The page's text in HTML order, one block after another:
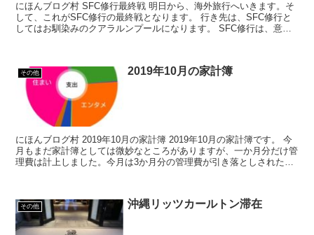
にほんブログ村 SFC修行最終戦 明日から、海外旅行へいきます。そ
して、これがSFC修行の最終戦となります。 行き先は、SFC修行と
してはお馴染みのクアラルンプールになります。 SFC修行は、意外
その他 2019年10月の家計簿
にほんブログ村 2019年10月の家計簿 2019年10月の家計簿です。 今
月もまだ家計簿としては微妙なところがありますが、一か月分だけ管
理費は計上しました。今月は3か月分の管理費が引き落としされたり
その他 沖縄リッツカールトン滞在